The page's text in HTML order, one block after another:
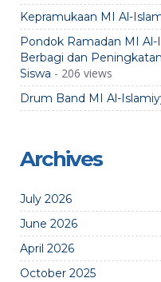
Kepramukaan MI Al-
Pondok Ramadan MI Al-
Berbagi dan
Siswa - 206 views
Drum Band MI Al-
Archives
July 2026
June 2026
April 2026
October 2025